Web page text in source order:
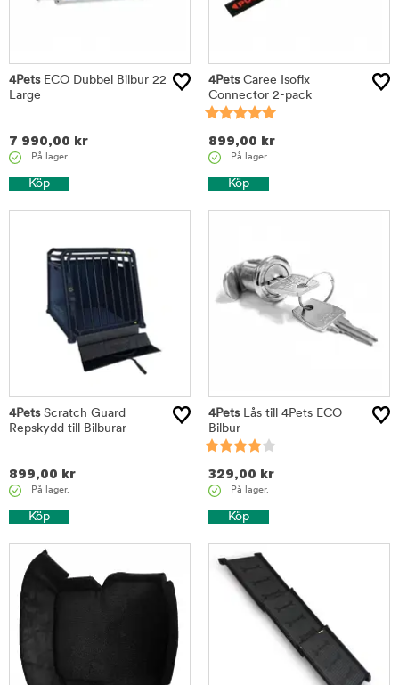
4PetsECO Dubbel Bilbur 22
Large
7 990,00 kr
På lager.
Köp
4PetsCaree Isofix
Connector 2-pack
899,00 kr
På lager.
Köp
4PetsScratch Guard
Repskydd till Bilburar
899,00 kr
På lager.
Köp
4PetsLås till 4Pets ECO
Bilbur
329,00 kr
På lager.
Köp